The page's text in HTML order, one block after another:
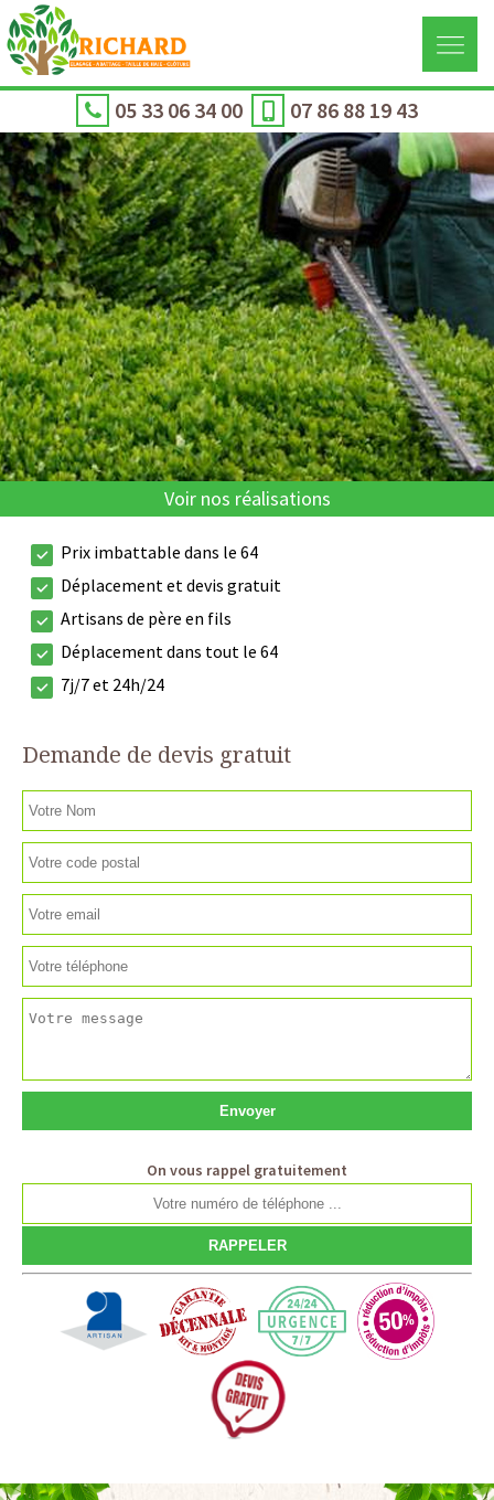
05 33 06 34 00 07 86 88 19 43
Voir nos réalisations
Prix imbattable dans le 64
Déplacement et devis gratuit
Artisans de père en fils
Déplacement dans tout le 64
7j/7 et 24h/24
Demande de devis gratuit
On vous rappel gratuitement